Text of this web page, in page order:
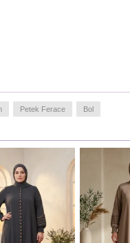
Petek Ferace Bol